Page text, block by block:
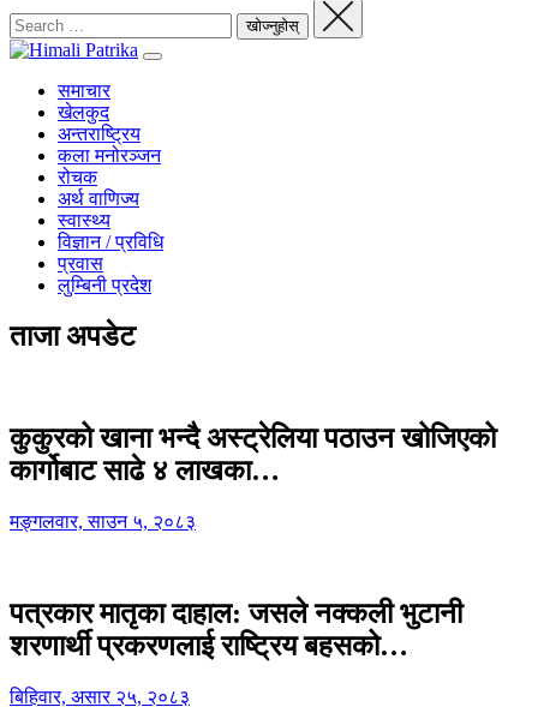
समाचार
खेलकुद
अन्तराष्ट्रिय
कला मनोरञ्जन
रोचक
अर्थ वाणिज्य
स्वास्थ्य
विज्ञान / प्रविधि
प्रवास
लुम्बिनी प्रदेश
ताजा अपडेट
कुकुरको खाना भन्दै अस्ट्रेलिया पठाउन खोजिएको
कार्गोबाट साढे ४ लाखका…
मङ्गलवार, साउन ५, २०८३
पत्रकार मातृका दाहाल: जसले नक्कली भुटानी
शरणार्थी प्रकरणलाई राष्ट्रिय बहसको…
बिहिवार, असार २५, २०८३